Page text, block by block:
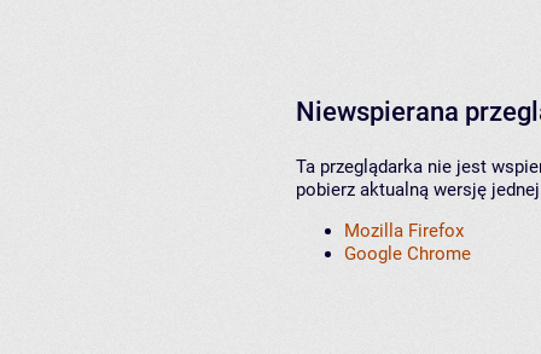
Niewspierana
Ta przeglądarka nie jest
pobierz aktualną wersję
Mozilla Firefox
Google Chrome